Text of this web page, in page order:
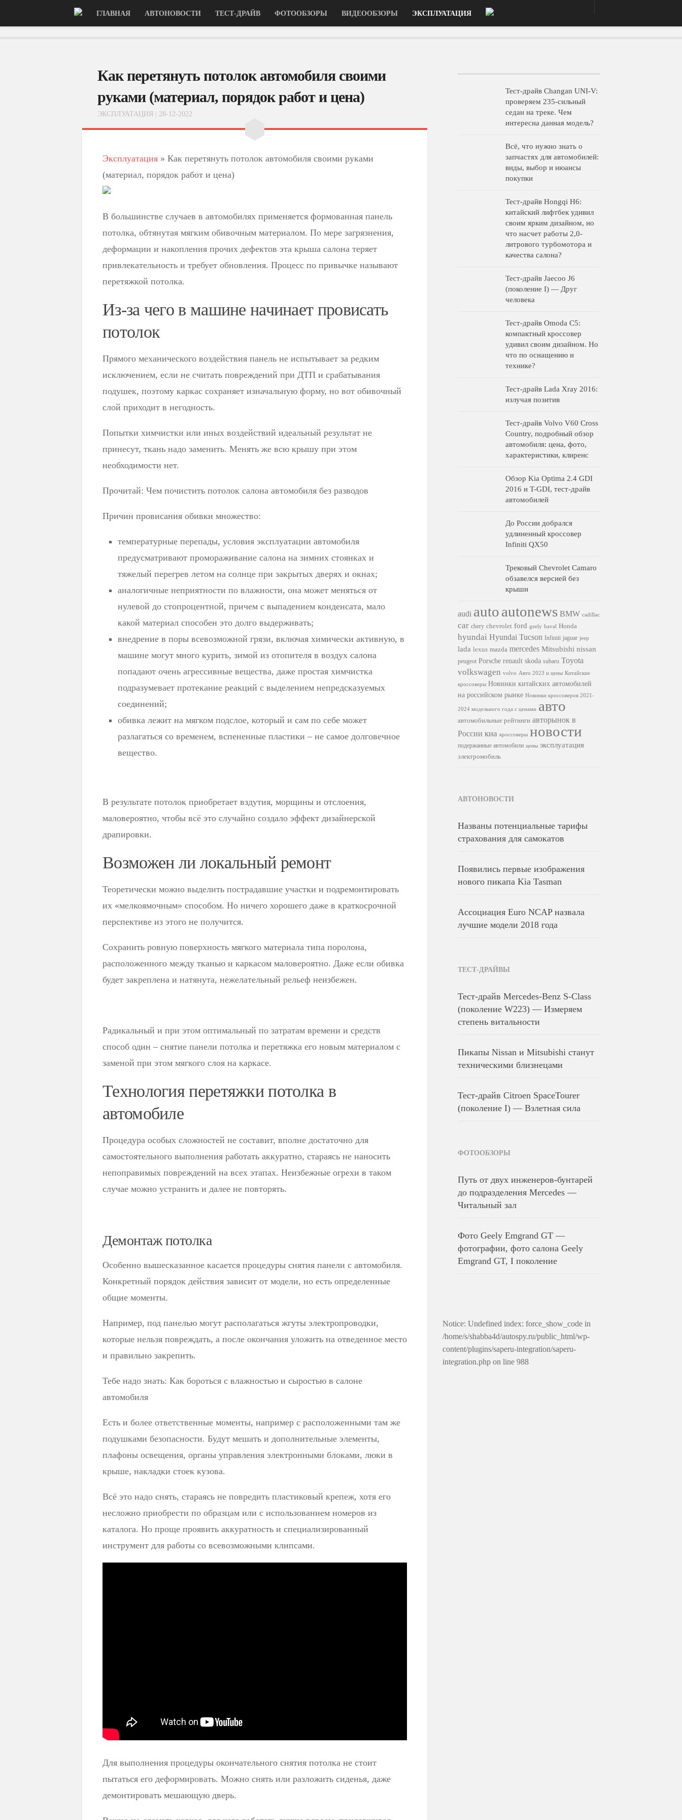
ГЛАВНАЯ АВТОНОВОСТИ ТЕСТ-ДРАЙВ ФОТООБЗОРЫ ВИДЕООБЗОРЫ ЭКСПЛУАТАЦИЯ
Как перетянуть потолок автомобиля своими
руками (материал, порядок работ и цена)
ЭКСПЛУАТАЦИЯ | 28-12-2022
Эксплуатация » Как перетянуть потолок автомобиля своими руками
(материал, порядок работ и цена)
В большинстве случаев в автомобилях применяется формованная панель
потолка, обтянутая мягким обивочным материалом. По мере загрязнения,
деформации и накопления прочих дефектов эта крыша салона теряет
привлекательность и требует обновления. Процесс по привычке называют
перетяжкой потолка.
Из-за чего в машине начинает провисать
потолок
Прямого механического воздействия панель не испытывает за редким
исключением, если не считать повреждений при ДТП и срабатывания
подушек, поэтому каркас сохраняет изначальную форму, но вот обивочный
слой приходит в негодность.
Попытки химчистки или иных воздействий идеальный результат не
принесут, ткань надо заменить. Менять же всю крышу при этом
необходимости нет.
Прочитай: Чем почистить потолок салона автомобиля без разводов
Причин провисания обивки множество:
температурные перепады, условия эксплуатации автомобиля
предусматривают промораживание салона на зимних стоянках и
тяжелый перегрев летом на солнце при закрытых дверях и окнах;
аналогичные неприятности по влажности, она может меняться от
нулевой до стопроцентной, причем с выпадением конденсата, мало
какой материал способен это долго выдерживать;
внедрение в поры всевозможной грязи, включая химически активную, в
машине могут много курить, зимой из отопителя в воздух салона
попадают очень агрессивные вещества, даже простая химчистка
подразумевает протекание реакций с выделением непредсказуемых
соединений;
обивка лежит на мягком подслое, который и сам по себе может
разлагаться со временем, вспененные пластики – не самое долговечное
вещество.
В результате потолок приобретает вздутия, морщины и отслоения,
маловероятно, чтобы всё это случайно создало эффект дизайнерской
драпировки.
Возможен ли локальный ремонт
Теоретически можно выделить пострадавшие участки и подремонтировать
их «мелкоямочным» способом. Но ничего хорошего даже в краткосрочной
перспективе из этого не получится.
Сохранить ровную поверхность мягкого материала типа поролона,
расположенного между тканью и каркасом маловероятно. Даже если обивка
будет закреплена и натянута, нежелательный рельеф неизбежен.
Радикальный и при этом оптимальный по затратам времени и средств
способ один – снятие панели потолка и перетяжка его новым материалом с
заменой при этом мягкого слоя на каркасе.
Технология перетяжки потолка в
автомобиле
Процедура особых сложностей не составит, вполне достаточно для
самостоятельного выполнения работать аккуратно, стараясь не наносить
непоправимых повреждений на всех этапах. Неизбежные огрехи в таком
случае можно устранить и далее не повторять.
Демонтаж потолка
Особенно вышесказанное касается процедуры снятия панели с автомобиля.
Конкретный порядок действия зависит от модели, но есть определенные
общие моменты.
Например, под панелью могут располагаться жгуты электропроводки,
которые нельзя повреждать, а после окончания уложить на отведенное место
и правильно закрепить.
Тебе надо знать: Как бороться с влажностью и сыростью в салоне
автомобиля
Есть и более ответственные моменты, например с расположенными там же
подушками безопасности. Будут мешать и дополнительные элементы,
плафоны освещения, органы управления электронными блоками, люки в
крыше, накладки стоек кузова.
Всё это надо снять, стараясь не повредить пластиковый крепеж, хотя его
несложно приобрести по образцам или с использованием номеров из
каталога. Но проще проявить аккуратность и специализированный
инструмент для работы со всевозможными клипсами.
Для выполнения процедуры окончательного снятия потолка не стоит
пытаться его деформировать. Можно снять или разложить сиденья, даже
демонтировать мешающую дверь.
Тест-драйв Changan UNI-V:
проверяем 235-сильный
седан на треке. Чем
интересна данная модель?
Всё, что нужно знать о
запчастях для автомобилей:
виды, выбор и нюансы
покупки
Тест-драйв Hongqi H6:
китайский лифтбек удивил
своим ярким дизайном, но
что насчет работы 2,0-
литрового турбомотора и
качества салона?
Тест-драйв Jaecoo J6
(поколение I) — Друг
человека
Тест-драйв Omoda C5:
компактный кроссовер
удивил своим дизайном. Но
что по оснащению и
технике?
Тест-драйв Lada Xray 2016:
излучая позитив
Тест-драйв Volvo V60 Cross
Country, подробный обзор
автомобиля: цена, фото,
характеристики, клиренс
Обзор Kia Optima 2.4 GDI
2016 и T-GDI, тест-драйв
автомобилей
До России добрался
удлиненный кроссовер
Infiniti QX50
Трековый Chevrolet Camaro
обзавелся версией без
крыши
audi autoautonews BMW cadillac
car chery chevrolet ford geely haval Honda
hyundai Hyundai Tucson Infiniti jaguar jeep
lada lexus mazda mercedes Mitsubishi nissan
peugeot Porsche renault skoda subaru Toyota
volkswagen volvo Авто 2023 и цены Китайские
кроссоверы Новинки китайских автомобилей
на российском рынке Новинки кроссоверов 2021-
2024 модельного года с ценами авто
автомобильные рейтинги авторынок в
России киа кроссоверы новости
подержанные автомобили цены эксплуатация
электромобиль
АВТОНОВОСТИ
Названы потенциальные тарифы
страхования для самокатов
Появились первые изображения
нового пикапа Kia Tasman
Ассоциация Euro NCAP назвала
лучшие модели 2018 года
ТЕСТ-ДРАЙВЫ
Тест-драйв Mercedes-Benz S-Class
(поколение W223) — Измеряем
степень витальности
Пикапы Nissan и Mitsubishi станут
техническими близнецами
Тест-драйв Citroen SpaceTourer
(поколение I) — Взлетная сила
ФОТООБЗОРЫ
Путь от двух инженеров-бунтарей
до подразделения Mercedes —
Читальный зал
Фото Geely Emgrand GT —
фотографии, фото салона Geely
Emgrand GT, I поколение
Notice: Undefined index: force_show_code in
/home/s/shabba4d/autospy.ru/public_html/wp-
content/plugins/saperu-integration/saperu-
integration.php on line 988